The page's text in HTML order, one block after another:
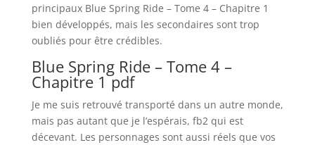
principaux Blue Spring Ride – Tome 4 – Chapitre 1
bien développés, mais les secondaires sont trop
oubliés pour être crédibles.
Blue Spring Ride – Tome 4 –
Chapitre 1 pdf
Je me suis retrouvé transporté dans un autre monde,
mais pas autant que je l’espérais, fb2 qui est
décevant. Les personnages sont aussi réels que vos